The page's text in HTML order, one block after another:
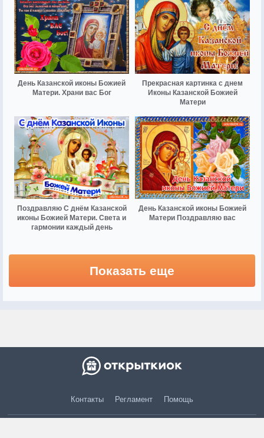
День Казанской иконы Божией
Матери. Храни вас Бог
Прекрасная картинка с днем
Иконы Казанской Божией
Матери
Поздравляю С днём Казанской
иконы Божией Матери. Света и
гармонии каждый день
День Казанской иконы Божией
Матери Поздравляю вас
Показать еще
Контакты Регламент Помощь